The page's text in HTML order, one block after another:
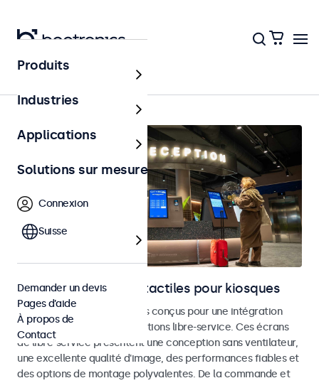
Bornes et libre-service
Moniteurs et écrans tactiles pour kiosques
Moniteurs et écrans tactiles conçus pour une intégration
dans les kiosques et les solutions libre-service. Ces écrans
de libre-service présentent une conception sans ventilateur,
une excellente qualité d'image, des performances fiables et
des options de montage polyvalentes. De la commande et
Produits
Industries
Applications
Solutions sur mesure
Connexion
Suisse
Demander un devis
Pages d’aide
À propos de
Contact